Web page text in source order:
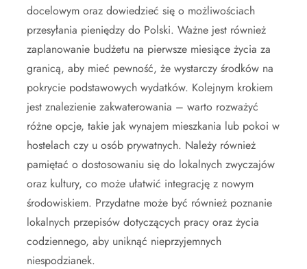
docelowym oraz dowiedzieć się o możliwościach
przesyłania pieniędzy do Polski. Ważne jest również
zaplanowanie budżetu na pierwsze miesiące życia za
granicą, aby mieć pewność, że wystarczy środków na
pokrycie podstawowych wydatków. Kolejnym krokiem
jest znalezienie zakwaterowania – warto rozważyć
różne opcje, takie jak wynajem mieszkania lub pokoi w
hostelach czy u osób prywatnych. Należy również
pamiętać o dostosowaniu się do lokalnych zwyczajów
oraz kultury, co może ułatwić integrację z nowym
środowiskiem. Przydatne może być również poznanie
lokalnych przepisów dotyczących pracy oraz życia
codziennego, aby uniknąć nieprzyjemnych
niespodzianek.